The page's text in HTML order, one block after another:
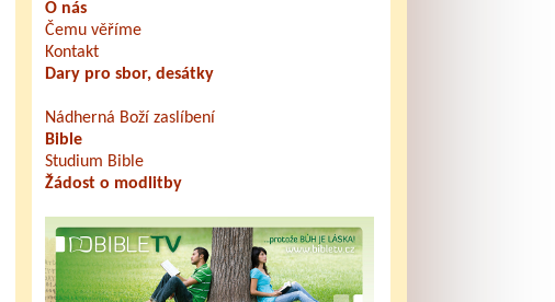
O nás
Čemu věříme
Kontakt
Dary pro sbor, desátky
Nádherná Boží zaslíbení
Bible
Studium Bible
Žádost o modlitby